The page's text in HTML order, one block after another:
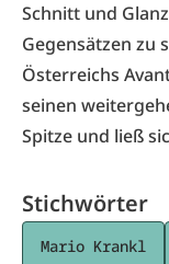
Schnitt und
Gegensätzen zu
Österreichs
seinen
Spitze und ließ
Stichwörter
Mario Krankl